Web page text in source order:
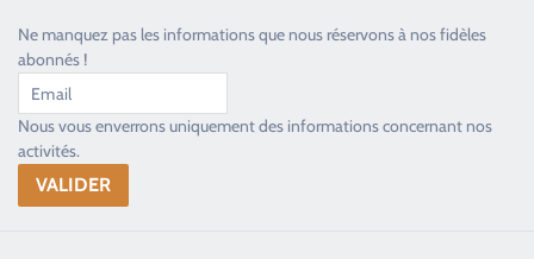
Ne manquez pas les informations que nous réservons à nos fidèles
abonnés !
Nous vous enverrons uniquement des informations concernant nos
activités.